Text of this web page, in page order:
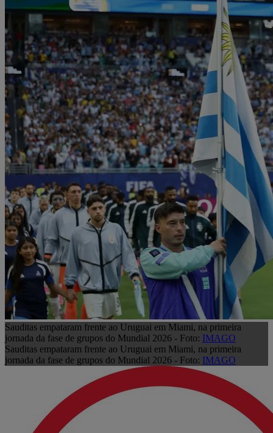
Sauditas empataram frente ao Uruguai em Miami, na primeira
jornada da fase de grupos do Mundial 2026 - Foto: IMAGO
Sauditas empataram frente ao Uruguai em Miami, na primeira
jornada da fase de grupos do Mundial 2026 - Foto: IMAGO